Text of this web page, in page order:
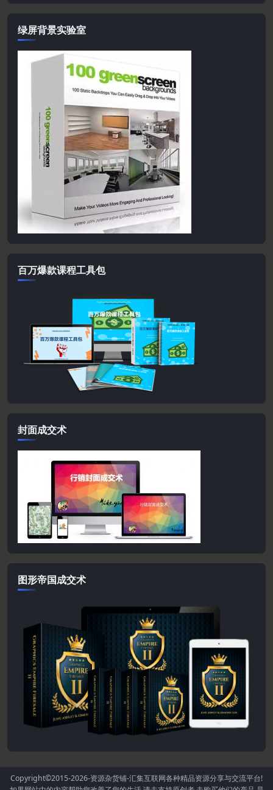
绿屏背景实验室
百万爆款课程工具包
封面成交术
图形帝国成交术
Copyright©2015-2026-资源杂货铺-汇集互联网各种精品资源分享与交流平台!